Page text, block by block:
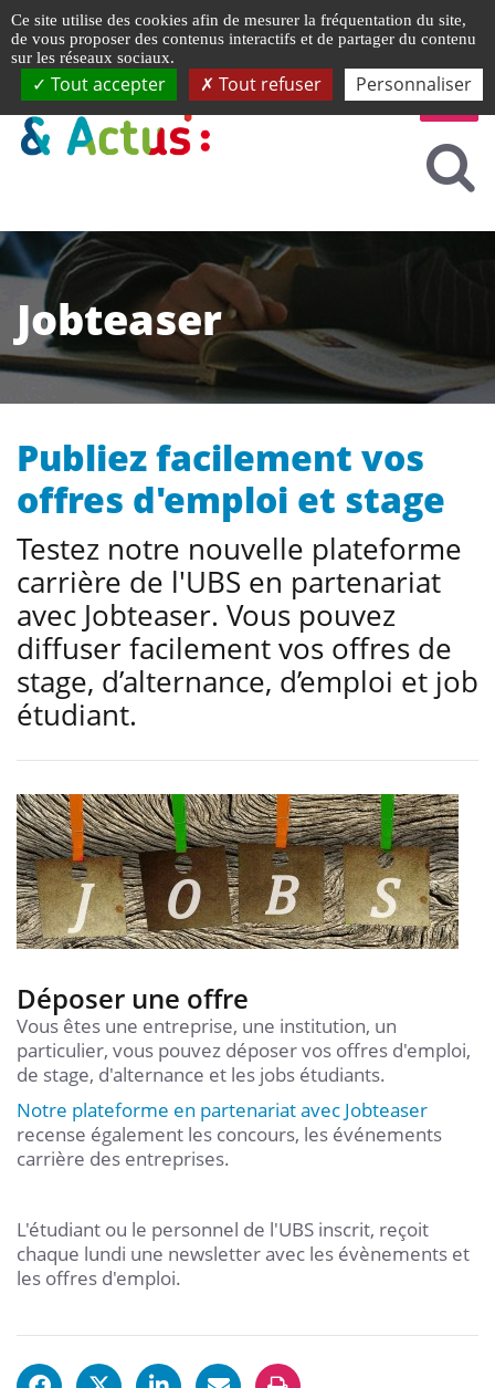
Jobteaser
Publiez facilement vos
offres d'emploi et stage
Testez notre nouvelle plateforme
carrière de l'UBS en partenariat
avec Jobteaser. Vous pouvez
diffuser facilement vos offres de
stage, d’alternance, d’emploi et job
étudiant.
Déposer une offre
Vous êtes une entreprise, une institution, un
particulier, vous pouvez déposer vos offres d'emploi,
de stage, d'alternance et les jobs étudiants.
Notre plateforme en partenariat avec Jobteaser
recense également les concours, les événements
carrière des entreprises.
L'étudiant ou le personnel de l'UBS inscrit, reçoit
chaque lundi une newsletter avec les évènements et
les offres d'emploi.
Ce site utilise des cookies afin de mesurer la fréquentation du site,
de vous proposer des contenus interactifs et de partager du contenu
sur les réseaux sociaux.
Tout accepter Tout refuser Personnaliser